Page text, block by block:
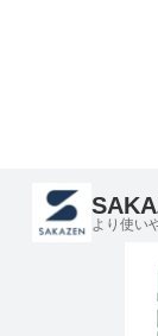
より使い